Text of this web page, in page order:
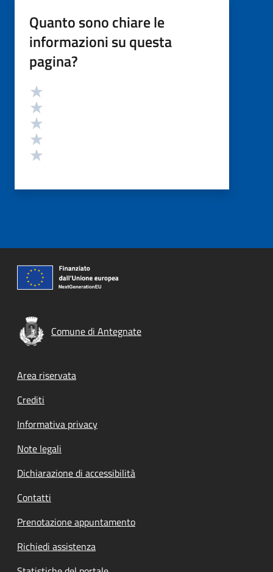
Quanto sono chiare le
informazioni su questa
pagina?
Valutazione
Comune di Antegnate
Footer menu
Area riservata
Crediti
Informativa privacy
Note legali
Dichiarazione di accessibilità
Contatti
Prenotazione appuntamento
Richiedi assistenza